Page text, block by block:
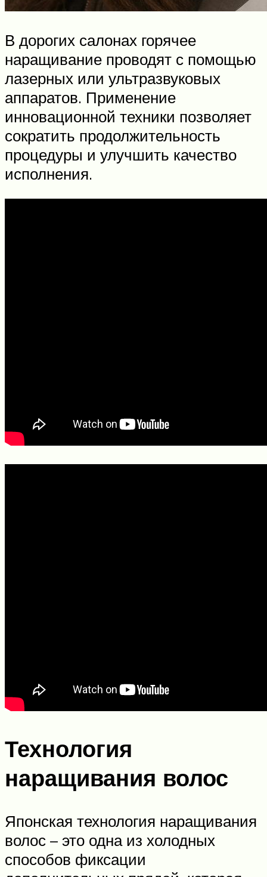
В дорогих салонах горячее
наращивание проводят с помощью
лазерных или ультразвуковых
аппаратов. Применение
инновационной техники позволяет
сократить продолжительность
процедуры и улучшить качество
исполнения.
Технология
наращивания волос
Японская технология наращивания
волос – это одна из холодных
способов фиксации